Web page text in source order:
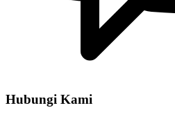
Hubungi Kami